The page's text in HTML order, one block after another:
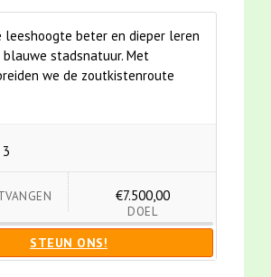
leeshoogte beter en dieper leren
blauwe stadsnatuur. Met
we de zoutkistenroute
3
€7.500,00
DOEL
STEUN ONS!